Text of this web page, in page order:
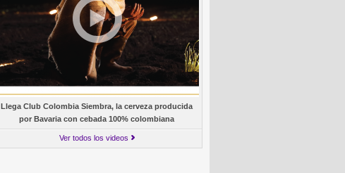
Llega Club Colombia Siembra, la cerveza producida
por Bavaria con cebada 100% colombiana
Ver todos los videos